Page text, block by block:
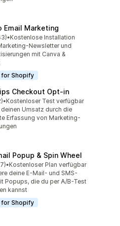
Email Marketing
Sternen
insgesamt
•Kostenlose Installation
Newsletter und
mit Canva &
for Shopify
Checkout Opt‑in
Sternen
insgesamt
•Kostenloser Test verfügbar
Umsatz durch die
Erfassung von Marketing-
Popup & Spin Wheel
Sternen
insgesamt
•Kostenloser Plan verfügbar
deine E-Mail- und SMS-
Popups, die du per A/B-Test
kannst
for Shopify